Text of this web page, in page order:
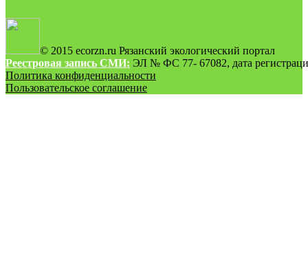
© 2015 ecorzn.ru Рязанский экологический портал
Реестровая запись СМИ: ЭЛ № ФС 77- 67082, дата
Политика конфиденциальности
Пользовательское соглашение